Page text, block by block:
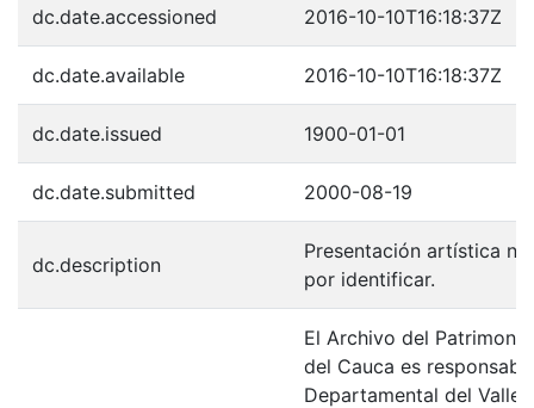
dc.date.accessioned 2016-10-10T16:18:37Z
dc.date.available 2016-10-10T16:18:37Z
dc.date.issued 1900-01-01
dc.date.submitted 2000-08-19
dc.description
Presentación artística
por identificar.
El Archivo del
del Cauca es
Departamental del Valle